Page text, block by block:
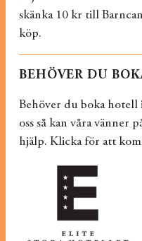
skänka 10 kr till
köp.
BEHÖVER DU
Behöver du boka hotell
oss så kan våra vänner
hjälp. Klicka för att